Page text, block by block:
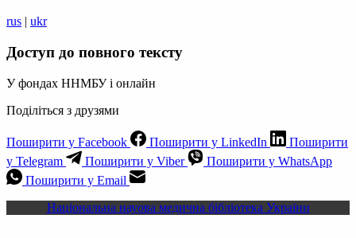
rus | ukr
Доступ до повного тексту
У фондах ННМБУ і онлайн
Поділіться з друзями
Поширити у Facebook Поширити у LinkedIn
Поширити
у Telegram
Поширити у Viber
Поширити у WhatsApp
Поширити у Email
Національна науова медична бібліотека України